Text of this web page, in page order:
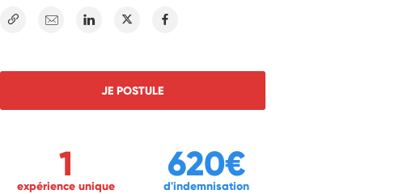
E-mail Linkedin Twitter
JE POSTULE
1
expérience unique
620€
d'indemnisation